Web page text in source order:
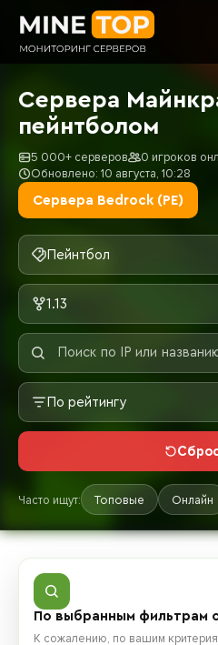
Сервера
пейнтболом
5 000+ серверов
0 игроков
Обновлено: 10 августа, 10:28
Сервера Bedrock (PE)
Пейнтбол
1.13
По рейтингу
Часто ищут: Топовые Онлайн
По выбранным фильтрам
К сожалению, по вашим